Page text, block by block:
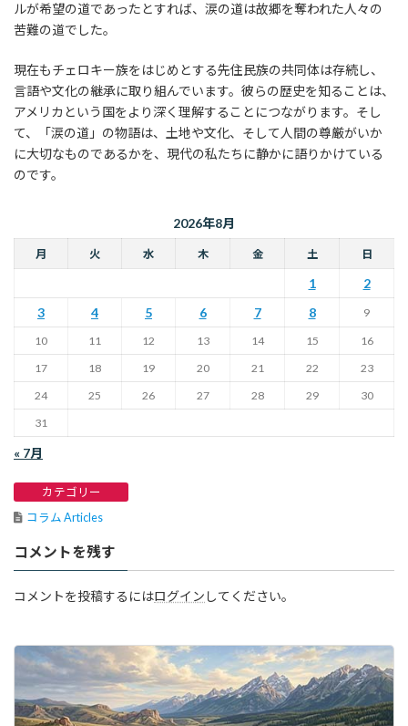
ルが希望の道であったとすれば、涙の道は故郷を奪われた人々の
苦難の道でした。
現在もチェロキー族をはじめとする先住民族の共同体は存続し、
言語や文化の継承に取り組んでいます。彼らの歴史を知ることは、
アメリカという国をより深く理解することにつながります。そし
て、「涙の道」の物語は、土地や文化、そして人間の尊厳がいか
に大切なものであるかを、現代の私たちに静かに語りかけている
のです。
2026年8月
月 火 水 木 金 土 日
1
2
3
4 5 6 7 8 9
10 11 12 13 14 15
16
17
18 19 20 21 22
23
24
25 26 27 28 29
30
31
« 7月
カテゴリー
コラム Articles
コメントを残す
コメントを投稿するにはログイン してください。